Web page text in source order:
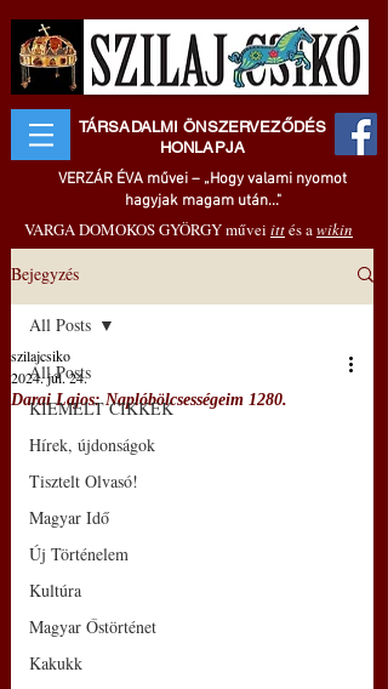
TÁRSADALMI ÖNSZERVEZŐDÉS
HONLAPJA
VERZÁR ÉVA művei – „Hogy valami nyomot
hagyjak magam után..."
VARGA DOMOKOS GYÖRGY művei ittés awikin
Bejegyzés
All Posts
KIEMELT CIKKEK
Hírek, újdonságok
Tisztelt Olvasó!
Magyar Idő
Új Történelem
Kultúra
Magyar Őstörténet
Kakukk
All Posts
Darai Lajos: Naplóbölcsességeim 1280.
szilajcsiko
2024. júl. 24.